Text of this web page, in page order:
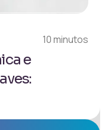
10 minutos
e